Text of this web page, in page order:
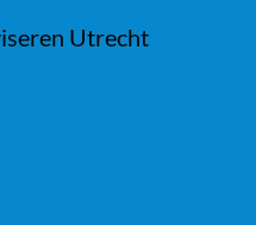
Utrecht